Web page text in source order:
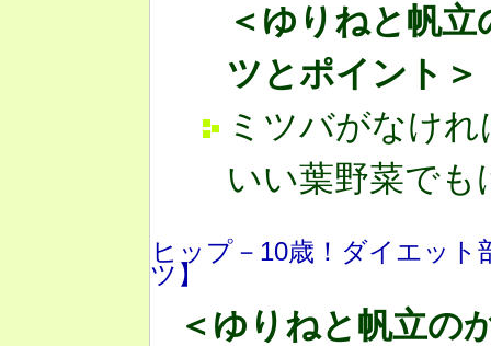
＜ゆりねと帆
ツとポイント＞
ミツバがなけ
いい葉野菜で
ヒップ－10歳！ダイエット
ツ】
＜ゆりねと帆立の